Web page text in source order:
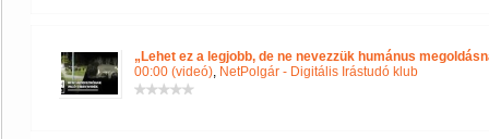
„Lehet ez a legjobb, de ne nevezzük humánus
00:00 (videó), NetPolgár - Digitális Irástudó klub